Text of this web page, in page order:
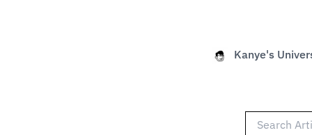
Kanye's